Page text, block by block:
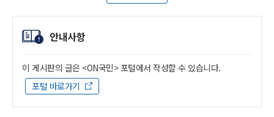
안내사항
이 게시판의 글은 <ON국민> 포털에서 작성할 수 있습니다.
포털 바로가기